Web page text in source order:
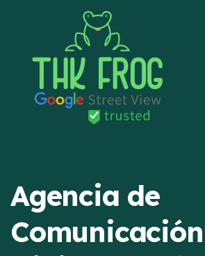
Agencia de
Comunicación